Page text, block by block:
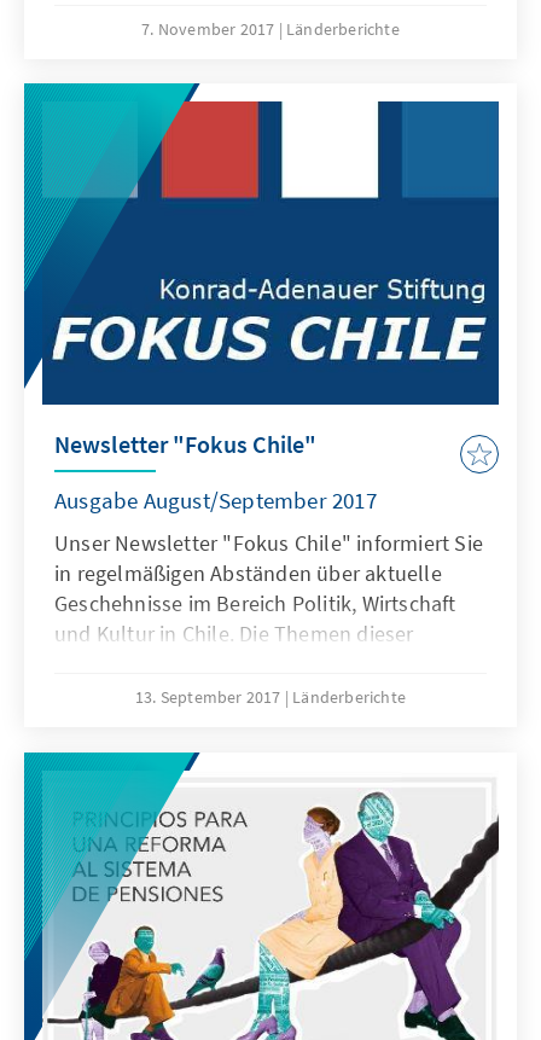
AUF DIE DEUTSCHE BUNDESTAGSWAHL IN
PERU, 17. INTERNATIONALE BUCHMESSE IN
SANTIAGO und SÜDAMERIKANISCHE
QUALIFIKATION FÜR DIE
FUSSBALLWELTMEISTERSCHAFT. Viel Spaß
beim Lesen wünscht das Team der KAS in
Chile!
7. November 2017 Länderberichte
Newsletter "Fokus Chile"
Ausgabe August/September 2017
Unser Newsletter "Fokus Chile" informiert Sie
in regelmäßigen Abständen über aktuelle
Geschehnisse im Bereich Politik, Wirtschaft
und Kultur in Chile. Die Themen dieser
ERNEUERBARE ENERGIE - KONFERENZ IN
WAHLKAMPF IN CHILE. Viel Spaß beim Lesen
wünscht das Team der KAS in Chile!
13. September 2017 Länderberichte